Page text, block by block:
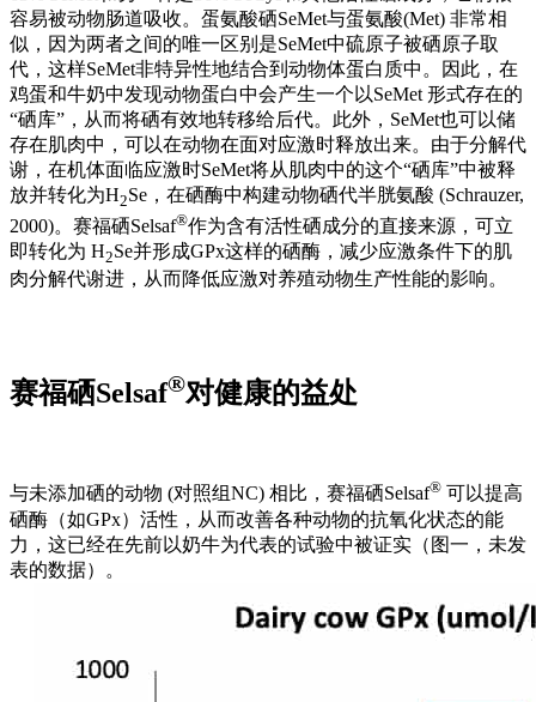
容易被动物肠道吸收。蛋氨酸硒SeMet与蛋氨酸(Met) 非常相
似，因为两者之间的唯一区别是SeMet中硫原子被硒原子取
代，这样SeMet非特异性地结合到动物体蛋白质中。因此，在
鸡蛋和牛奶中发现动物蛋白中会产生一个以SeMet 形式存在的
“硒库”，从而将硒有效地转移给后代。此外，SeMet也可以储
存在肌肉中，可以在动物在面对应激时释放出来。由于分解代
谢，在机体面临应激时SeMet将从肌肉中的这个“硒库”中被释
放并转化为H2Se，在硒酶中构建动物硒代半胱氨酸 (Schrauzer,
2000)。赛福硒Selsaf®作为含有活性硒成分的直接来源，可立
即转化为 H2Se并形成GPx这样的硒酶，减少应激条件下的肌
肉分解代谢进，从而降低应激对养殖动物生产性能的影响。
赛福硒Selsaf®对健康的益处
与未添加硒的动物 (对照组NC) 相比，赛福硒Selsaf® 可以提高
硒酶（如GPx）活性，从而改善各种动物的抗氧化状态的能
力，这已经在先前以奶牛为代表的试验中被证实（图一，未发
表的数据）。